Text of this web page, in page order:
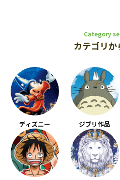
Category
カテゴリか
ディズニー ジブリ作品